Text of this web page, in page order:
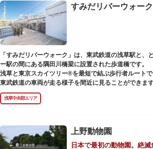
ので、バードウォッチングを楽しむ人の姿も見られるス
美術館や博物館で国内外の芸術作品や文化・自然科学
りを感じながら史跡巡りを楽しんではいかがでしょう
りきれないほどの魅力にあふれた公園です。
すみだリバーウォーク
「すみだリバーウォーク」は、東武鉄道の浅草駅と、
ー駅の間にある隅田川橋梁に設置された歩道橋です。
浅草と東京スカイツリー®を最短で結ぶ歩行者ルート
東武鉄道の車両が走る様子を間近に見ることができます
浅草中央部エリア
上野動物園
日本で最初の動物園。絶